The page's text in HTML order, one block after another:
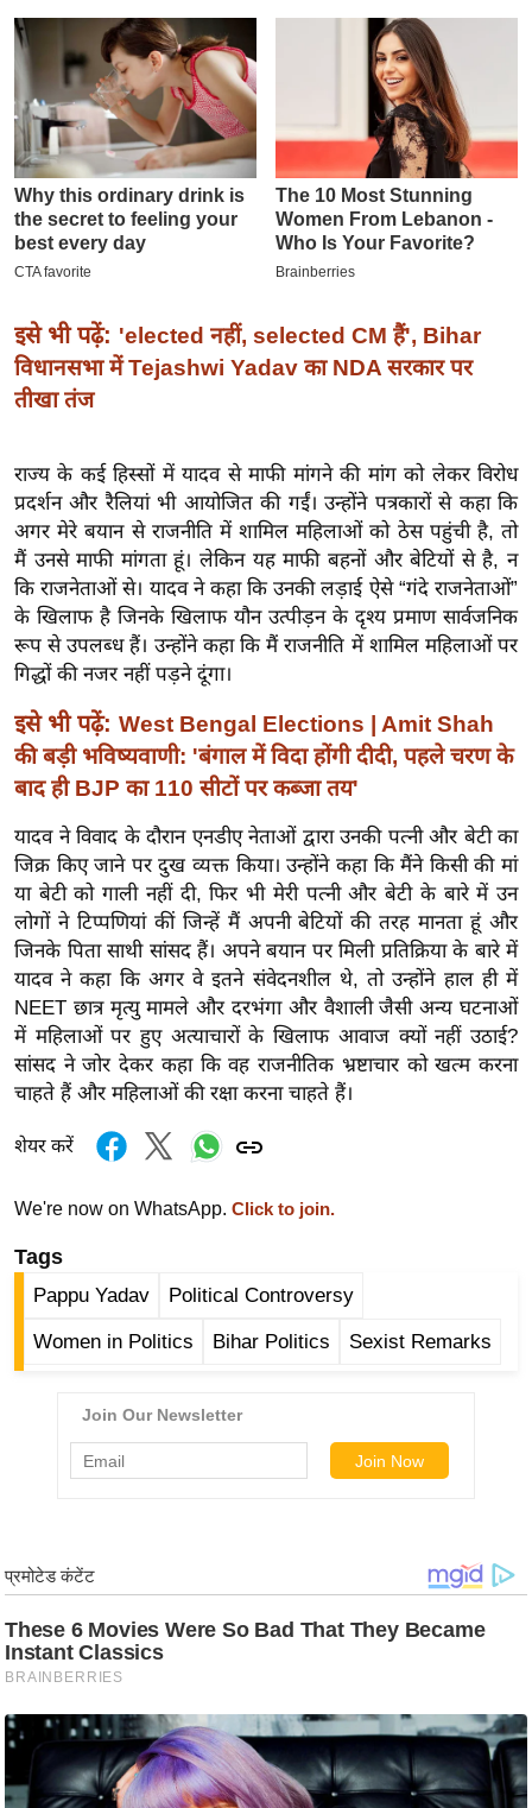
ई
-
पे
प
र
मि
ल
बे
मि
ल
श
ख्सि
य
त
यं
ग
डि
या
सा
हि
त्य
ज
ग
त
ऑ
टो
व
र्ल्ड
ज
फ
म
नो
ज
वु
ड
हॉ
ली
फि
ल्म
इसे भी पढ़ें: 'elected नहीं, selected CM हैं', Bihar
विधानसभा में Tejashwi Yadav का NDA सरकार पर
तीखा तंज
राज्य के कई हिस्सों में यादव से माफी मांगने की मांग को लेकर विरोध
प्रदर्शन और रैलियां भी आयोजित की गईं। उन्होंने पत्रकारों से कहा कि
अगर मेरे बयान से राजनीति में शामिल महिलाओं को ठेस पहुंची है, तो
मैं उनसे माफी मांगता हूं। लेकिन यह माफी बहनों और बेटियों से है, न
कि राजनेताओं से। यादव ने कहा कि उनकी लड़ाई ऐसे “गंदे राजनेताओं”
के खिलाफ है जिनके खिलाफ यौन उत्पीड़न के दृश्य प्रमाण सार्वजनिक
रूप से उपलब्ध हैं। उन्होंने कहा कि मैं राजनीति में शामिल महिलाओं पर
गिद्धों की नजर नहीं पड़ने दूंगा।
इसे भी पढ़ें: West Bengal Elections | Amit Shah
की बड़ी भविष्यवाणी: 'बंगाल में विदा होंगी दीदी, पहले चरण के
बाद ही BJP का 110 सीटों पर कब्जा तय'
यादव ने विवाद के दौरान एनडीए नेताओं द्वारा उनकी पत्नी और बेटी का
जिक्र किए जाने पर दुख व्यक्त किया। उन्होंने कहा कि मैंने किसी की मां
या बेटी को गाली नहीं दी, फिर भी मेरी पत्नी और बेटी के बारे में उन
लोगों ने टिप्पणियां कीं जिन्हें मैं अपनी बेटियों की तरह मानता हूं और
जिनके पिता साथी सांसद हैं। अपने बयान पर मिली प्रतिक्रिया के बारे में
यादव ने कहा कि अगर वे इतने संवेदनशील थे, तो उन्होंने हाल ही में
NEET छात्र मृत्यु मामले और दरभंगा और वैशाली जैसी अन्य घटनाओं
में महिलाओं पर हुए अत्याचारों के खिलाफ आवाज क्यों नहीं उठाई?
सांसद ने जोर देकर कहा कि वह राजनीतिक भ्रष्टाचार को खत्म करना
चाहते हैं और महिलाओं की रक्षा करना चाहते हैं।
शेयर करें
We're now on WhatsApp. Click to join.
Tags
Pappu Yadav Political Controversy
Women in Politics Bihar Politics Sexist Remarks